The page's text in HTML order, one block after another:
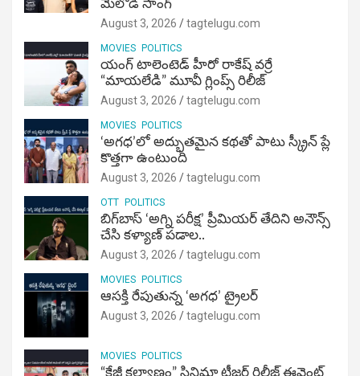
మెలోడీ సాంగ్
August 3, 2026 tagtelugu.com
MOVIES POLITICS
యంగ్ టాలెంటెడ్ హీరో రాకేష్ వర్రే
“మాయలేడి” మూవీ గ్లింప్స్ రిలీజ్
August 3, 2026 tagtelugu.com
MOVIES POLITICS
‘అగధ’లో అద్భుతమైన కథతో పాటు స్క్రీన్ ప్లే
కొత్తగా ఉంటుంది
August 3, 2026 tagtelugu.com
OTT POLITICS
బిగ్‌బాస్ ‘అగ్ని ప‌రీక్ష‌’ ప్రీమియర్ తేదిని అనౌన్స్
చేసి కళ్యాణ్ పడాల..
August 3, 2026 tagtelugu.com
MOVIES POLITICS
ఆసక్తి రేపుతున్న ‘అగధ’ ట్రైలర్
August 3, 2026 tagtelugu.com
MOVIES POLITICS
“క్రేజీ కల్యాణం” సినిమా టీజర్ రిలీజ్ ఈవెంట్